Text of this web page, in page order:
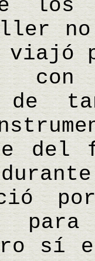
los
viajó
de
del
sí